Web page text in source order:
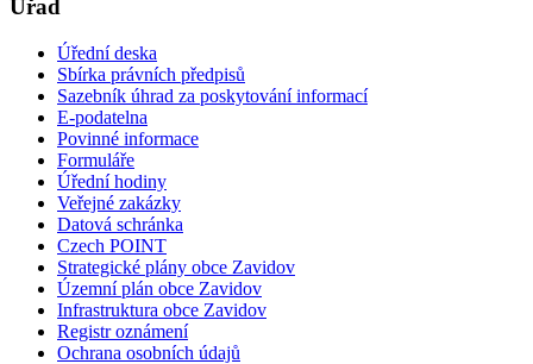
Úřad
Úřední deska
Sbírka právních předpisů
Sazebník úhrad za poskytování informací
E-podatelna
Povinné informace
Formuláře
Úřední hodiny
Veřejné zakázky
Datová schránka
Czech POINT
Strategické plány obce Zavidov
Územní plán obce Zavidov
Infrastruktura obce Zavidov
Registr oznámení
Ochrana osobních údajů